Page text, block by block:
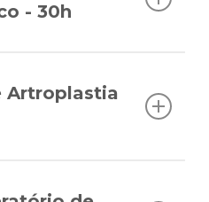
- 30h
cirúrgico;
Artroplastia